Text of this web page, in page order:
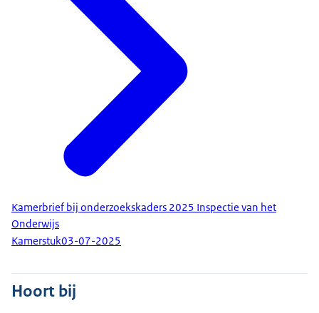
Kamerbrief bij onderzoekskaders 2025 Inspectie van het
Onderwijs
Kamerstuk03-07-2025
Hoort bij